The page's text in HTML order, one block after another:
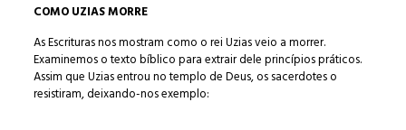
COMO UZIAS MORRE
As Escrituras nos mostram como o rei Uzias veio a morrer.
Examinemos o texto bíblico para extrair dele princípios práticos.
Assim que Uzias entrou no templo de Deus, os sacerdotes o
resistiram, deixando-nos exemplo: